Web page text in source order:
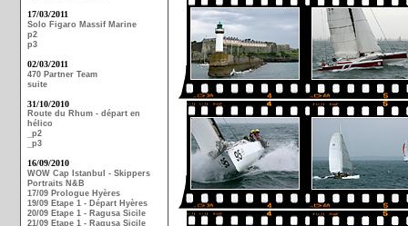
17/03/2011
Solo Figaro Massif Marine
p2
p3
02/03/2011
470 Partner Team
suite
31/10/2010
Route du Rhum - départ en
hélico
_p2
_p3
16/09/2010
WOW Cap Istanbul - Skippers
Portraits N&B
17/09 Prologue Hyères
19/09 Etape 1 - Départ Hyères
20/09 Etape 1 - Ragusa Sicile
21/09 Etape 1 - Ragusa Sicile